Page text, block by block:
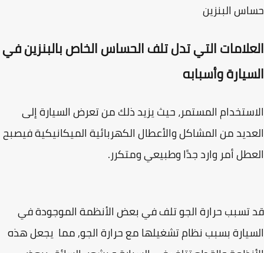
البنزين
التي تدل تلف الحساس الخاص بالبنزين في
وأسبابه
المستمر، حيث يزيد ذلك من تعرض السيارة إلى
من المشاكل والأعطال الكهربائية الميكانيكية فيصبح
أمر وارد جدًا وطبيعي ومتكرر.
حرارة الجو تلف في بعض الأنظمة الموجودة في
بسبب نظام تشغيلها مع حرارة الجو, مما يجعل هذه